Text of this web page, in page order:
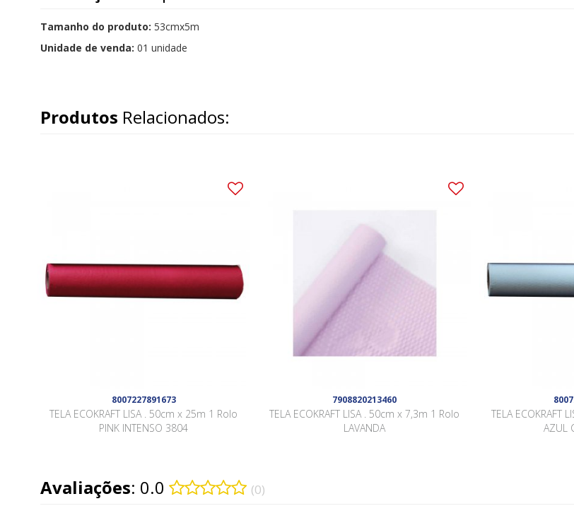
Tamanho do produto: 53cmx5m
Unidade de venda: 01 unidade
Produtos Relacionados:
8007227891673
TELA ECOKRAFT LISA . 50cm x 25m 1 Rolo
PINK INTENSO 3804
7908820213460
TELA ECOKRAFT LISA . 50cm x 7,3m 1 Rolo
LAVANDA
TELA ECOKRAFT
AZUL
Avaliações: 0.0 (0)